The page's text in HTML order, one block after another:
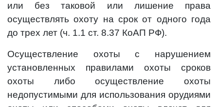
или без таковой или лишение права
осуществлять охоту на срок от одного года
до трех лет (ч. 1.1 ст. 8.37 КоАП РФ).
Осуществление охоты с нарушением
установленных правилами охоты сроков
охоты либо осуществление охоты
недопустимыми для использования орудиями